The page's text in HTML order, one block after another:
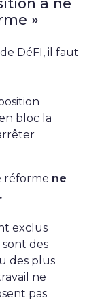
»
DéFI, il faut
bloc la
réforme ne
exclus
des
des plus
ne
pas